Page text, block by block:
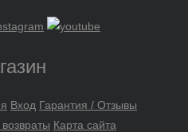
Вход Гарантия / Отзывы
Карта сайта